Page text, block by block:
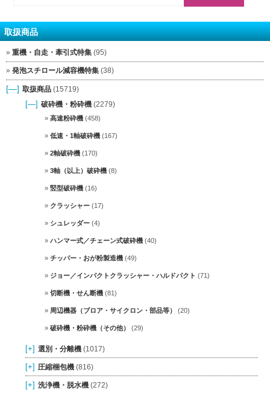
取扱商品
重機・自走・牽引式特集 (95)
発泡スチロール減容機特集 (38)
[—] 取扱商品 (15719)
[—] 破砕機・粉砕機 (2279)
高速粉砕機 (458)
低速・1軸破砕機 (167)
2軸破砕機 (170)
3軸（以上）破砕機 (8)
竪型破砕機 (16)
クラッシャー (17)
シュレッダー (4)
ハンマー式／チェーン式破砕機 (40)
チッパー・おが粉製造機 (49)
ジョー／インパクトクラッシャー・ハルドパクト (71)
切断機・せん断機 (81)
周辺機器（ブロア・サイクロン・部品等） (20)
破砕機・粉砕機（その他） (29)
[+] 選別・分離機 (1017)
[+] 圧縮梱包機 (816)
[+] 洗浄機・脱水機 (272)